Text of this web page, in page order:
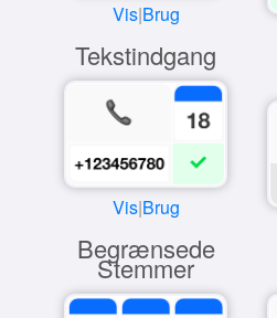
Vis|Brug
Tekstindgang
Vis|Brug
Begrænsede
Stemmer